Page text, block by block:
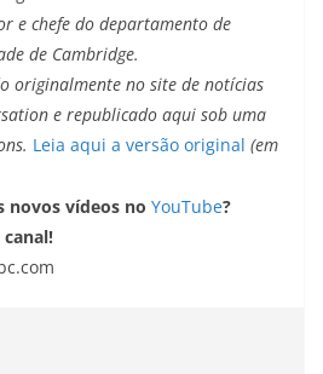
e chefe do departamento de
de Cambridge.
originalmente no site de notícias
e republicado aqui sob uma
Leia aqui a versão original (em
novos vídeos no YouTube?